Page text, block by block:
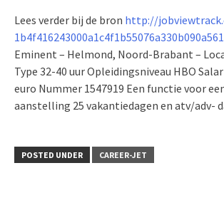
Lees verder bij de bron http://
Eminent – Helmond, Noord-Brabant –
Type 32-40 uur Opleidingsniveau HBO
euro Nummer 1547919 Een functie voor
aanstelling 25 vakantiedagen en atv/adv-
POSTED UNDER CAREER-JET